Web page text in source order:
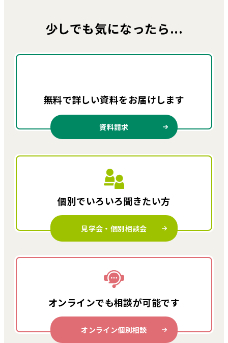
少しでも気になったら...
無料で詳しい資料をお届けします
資料請求
個別でいろいろ聞きたい方
見学会・個別相談会
オンラインでも相談が可能です
オンライン個別相談